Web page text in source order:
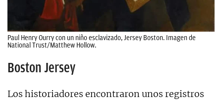
Paul Henry Ourry con un niño esclavizado, Jersey Boston. Imagen de
National Trust/Matthew Hollow.
Boston Jersey
Los historiadores encontraron unos registros